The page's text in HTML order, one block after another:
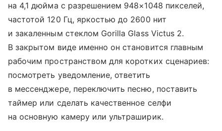
на 4,1 дюйма с разрешением 948×1048 пикселей,
частотой 120 Гц, яркостью до 2600 нит
и закаленным стеклом Gorilla Glass Victus 2.
В закрытом виде именно он становится главным
рабочим пространством для коротких сценариев:
посмотреть уведомление, ответить
в мессенджере, переключить песню, поставить
таймер или сделать качественное селфи
на основную камеру или ультраширик.